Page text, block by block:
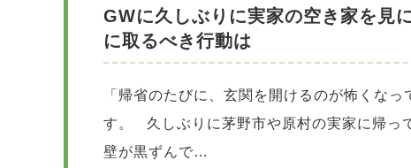
GWに久しぶりに実家の空き家を見
に取るべき行動は
「帰省のたびに、玄関を開けるのが怖くな
す。 久しぶりに茅野市や原村の実家に帰っ
壁が黒ずんで…